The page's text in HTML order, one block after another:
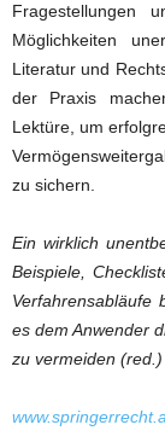
Fragestellungen
Möglichkeiten
Literatur und
der Praxis
Lektüre, um
zu sichern.
Ein wirklich
Beispiele,
Verfahrensabläufe
es dem Anwender
zu vermeiden (red.)